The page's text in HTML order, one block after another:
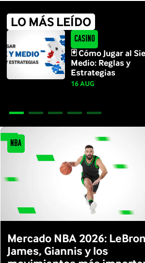
LO MÁS LEÍDO
Casino
🃏 Cómo Jugar al
Medio: Reglas y
Estrategias
16 AUG
NBA
Mercado NBA 2026: LeBron
James, Giannis y los